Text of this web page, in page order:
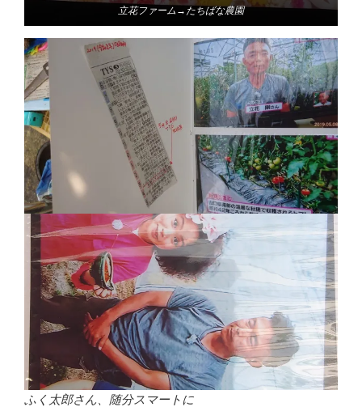
立花ファーム→たちばな農園
ふく太郎さん、随分スマートに